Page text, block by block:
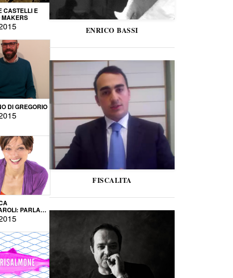
CASTELLI E
MAKERS
DI GREGORIO
PARLARE
ENRICO BASSI
FISCALITA